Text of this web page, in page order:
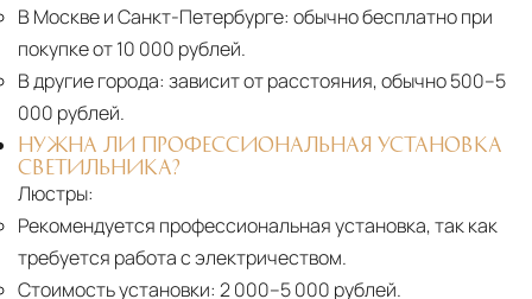
В Москве и Санкт-Петербурге: обычно бесплатно при
покупке от 10 000 рублей.
В другие города: зависит от расстояния, обычно 500–5
000 рублей.
НУЖНА ЛИ ПРОФЕССИОНАЛЬНАЯ УСТАНОВКА
СВЕТИЛЬНИКА?
Люстры:
Рекомендуется профессиональная установка, так как
требуется работа с электричеством.
Стоимость установки: 2 000–5 000 рублей.